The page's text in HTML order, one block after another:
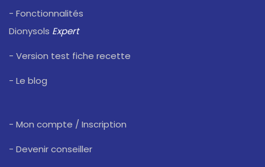
- Fonctionnalités
Dionysols Expert
- Version test fiche recette
- Le blog
- Mon compte / Inscription
- Devenir conseiller